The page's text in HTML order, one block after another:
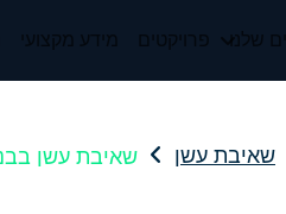
שלנו פרויקטים מידע מקצועי
שאיבת עשן שאיבת עשן